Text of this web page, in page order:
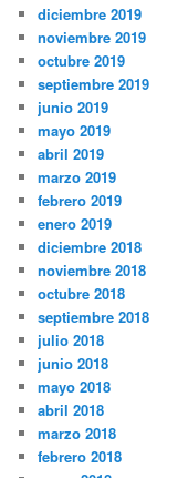
diciembre 2019
noviembre 2019
octubre 2019
septiembre 2019
junio 2019
mayo 2019
abril 2019
marzo 2019
febrero 2019
enero 2019
diciembre 2018
noviembre 2018
octubre 2018
septiembre 2018
julio 2018
junio 2018
mayo 2018
abril 2018
marzo 2018
febrero 2018